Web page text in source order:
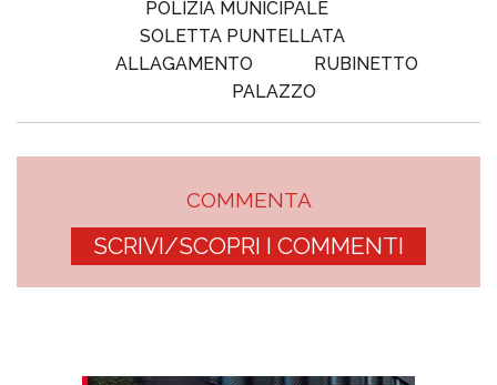
POLIZIA MUNICIPALE
SOLETTA PUNTELLATA
ALLAGAMENTO
RUBINETTO
PALAZZO
COMMENTA
SCRIVI/SCOPRI I COMMENTI